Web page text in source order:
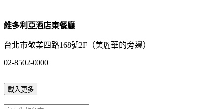
維多利亞酒店東餐廳
台北市敬業四路168號2F（美麗華的旁邊）
02-8502-0000
載入更多